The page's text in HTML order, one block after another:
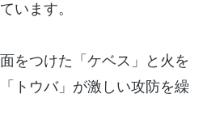
います。
をつけた「ケベス」と火を
トウバ」が激しい攻防を繰